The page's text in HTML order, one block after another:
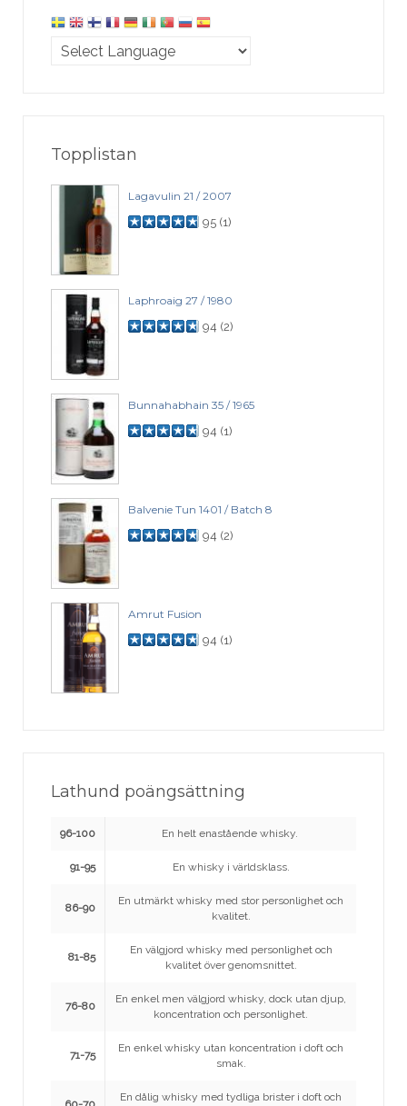
Topplistan
Lagavulin 21 / 2007
95 (1)
Laphroaig 27 / 1980
94 (2)
Bunnahabhain 35 / 1965
94 (1)
Balvenie Tun 1401 / Batch 8
94 (2)
Amrut Fusion
94 (1)
Lathund poängsättning
96-100 En helt enastående whisky.
91-95 En whisky i världsklass.
86-90
En utmärkt whisky med stor personlighet och
kvalitet.
81-85
En välgjord whisky med personlighet och
kvalitet över genomsnittet.
76-80
En enkel men välgjord whisky, dock utan djup,
koncentration och personlighet.
71-75
En enkel whisky utan koncentration i doft och
smak.
En dålig whisky med tydliga brister i doft och